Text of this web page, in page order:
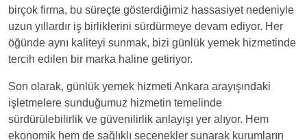
birçok firma, bu süreçte gösterdiğimiz hassasiyet nedeniyle
uzun yıllardır iş birliklerini sürdürmeye devam ediyor. Her
öğünde aynı kaliteyi sunmak, bizi günlük yemek hizmetinde
tercih edilen bir marka haline getiriyor.
Son olarak, günlük yemek hizmeti Ankara arayışındaki
işletmelere sunduğumuz hizmetin temelinde
sürdürülebilirlik ve güvenilirlik anlayışı yer alıyor. Hem
ekonomik hem de sağlıklı seçenekler sunarak kurumların